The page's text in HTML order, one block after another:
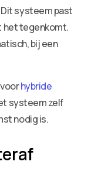
systeem past
het tegenkomt.
bij een
hybride
systeem zelf
nodig is.